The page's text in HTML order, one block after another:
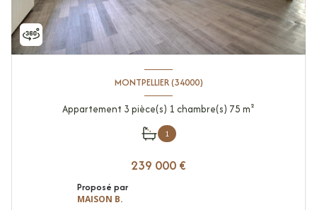
MONTPELLIER (34000)
Appartement 3 pièce(s) 1 chambre(s) 75 m²
1
239 000 €
Proposé par
MAISON B.